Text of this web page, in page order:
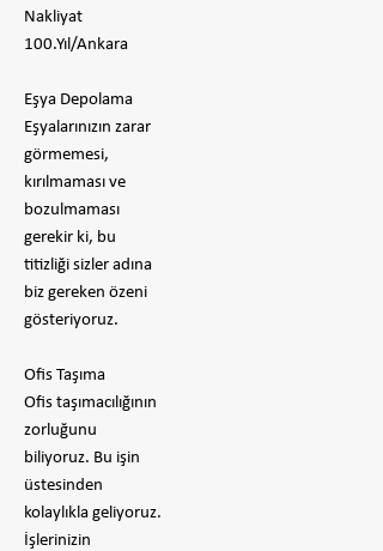
Nakliyat
100.Yıl/Ankara
Eşya Depolama
Eşyalarınızın zarar
görmemesi,
kırılmaması ve
bozulmaması
gerekir ki, bu
titizliği sizler adına
biz gereken özeni
gösteriyoruz.
Ofis Taşıma
Ofis taşımacılığının
zorluğunu
biliyoruz. Bu işin
üstesinden
kolaylıkla geliyoruz.
İşlerinizin